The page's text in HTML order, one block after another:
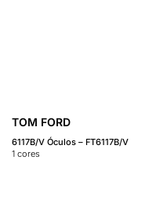
TOM FORD
6117B/V Óculos – FT6117B/V
1 cores